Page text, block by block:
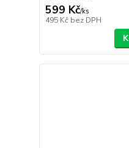
599 Kč/ks
495 Kč bez DPH